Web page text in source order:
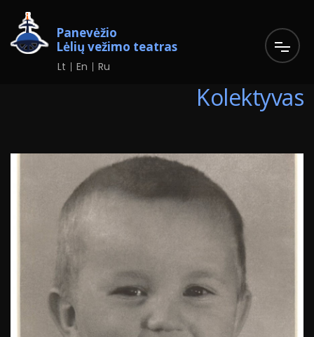
Panevėžio
Lėlių vežimo teatras
Lt En Ru
Kolektyvas